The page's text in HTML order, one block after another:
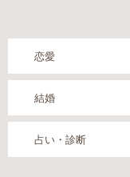
恋愛
結婚
占い・診断